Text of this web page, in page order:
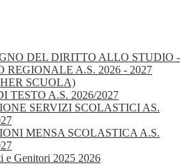
DEL DIRITTO ALLO STUDIO -
REGIONALE A.S. 2026 - 2027
SCUOLA)
TESTO A.S. 2026/2027
SERVIZI SCOLASTICI AS.
MENSA SCOLASTICA A.S.
e Genitori 2025 2026